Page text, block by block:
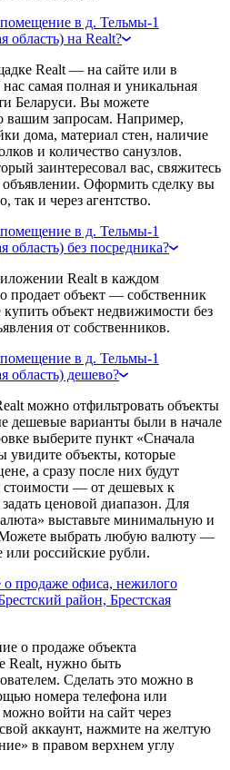
в д. Тельмы-1
область) на Realt?
Realt — на сайте или в
самая полная и уникальная
Беларуси. Вы можете
вашим запросам. Например,
дома, материал стен, наличие
и количество санузлов.
заинтересовал вас, свяжитесь
Оформить сделку вы
так и через агентство.
в д. Тельмы-1
область) без посредника?
Realt в каждом
продает объект — собственник
купить объект недвижимости без
от собственников.
в д. Тельмы-1
область) дешево?
можно отфильтровать объекты
дешевые варианты были в начале
выберите пункт «Сначала
увидите объекты, которые
а сразу после них будут
стоимости — от дешевых к
ценовой диапазон. Для
выставьте минимальную и
выбрать любую валюту —
или российские рубли.
о продаже офиса, нежилого
район, Брестская
о продаже объекта
Realt, нужно быть
Сделать это можно в
номера телефона или
войти на сайт через
аккаунт, нажмите на желтую
в правом верхнем углу